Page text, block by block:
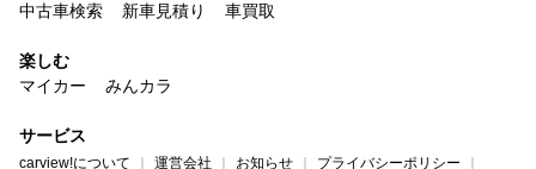
中古車検索
新車見積り 車買取
楽しむ
マイカー
みんカラ
サービス
carview!について 運営会社 お知らせ
プライバシーポリシー